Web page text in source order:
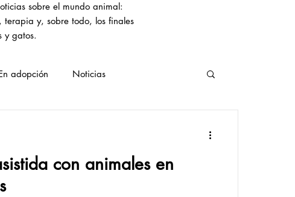
sobre el mundo animal:
terapia y, sobre todo, los finales
y gatos.
adopción Noticias
con animales en